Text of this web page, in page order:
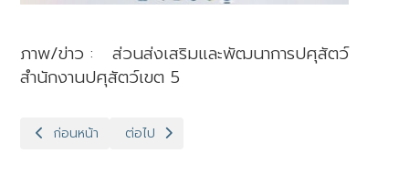
ภาพ/ข่าว : ส่วนส่งเสริมและพัฒนาการปศุสัตว์
สำนักงานปศุสัตว์เขต 5
เนื้อหาก่อนหน้า: ปศุสัตว์เขต 5 ร่วมประชุมคัดเลือกเกษตรกรและสถ
ก่อนหน้า เนื้อหาถัดไป: ปศุสัตว์เขต 5 เข้าร่วมโครงการ
ต่อไป